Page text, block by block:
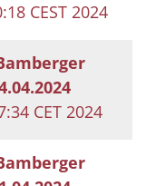
CEST 2024
CET 2024